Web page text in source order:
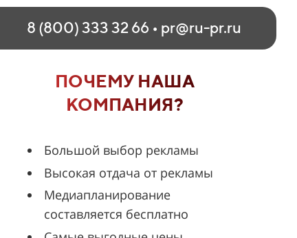
8 (800) 333 32 66 • pr@ru-pr.ru
ПОЧЕМУ НАША
КОМПАНИЯ?
Большой выбор рекламы
Высокая отдача от рекламы
Медиапланирование
составляется бесплатно